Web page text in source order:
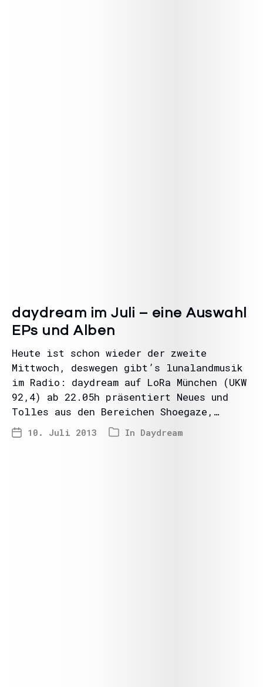
daydream im Juli – eine Auswahl
EPs und Alben
Heute ist schon wieder der zweite
Mittwoch, deswegen gibt’s lunalandmusik
im Radio: daydream auf LoRa München (UKW
92,4) ab 22.05h präsentiert Neues und
Tolles aus den Bereichen Shoegaze,…
10. Juli 2013 In Daydream